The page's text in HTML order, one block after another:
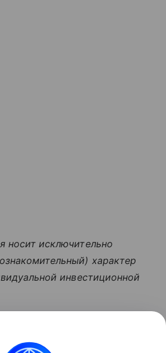
носит исключительно
характер
инвестиционной
знать